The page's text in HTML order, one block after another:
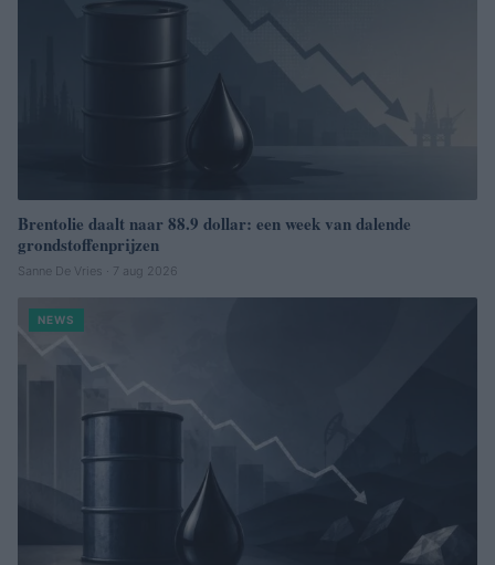
Brentolie daalt naar 88.9 dollar: een week van dalende
grondstoffenprijzen
Sanne De Vries · 7 aug 2026
NEWS